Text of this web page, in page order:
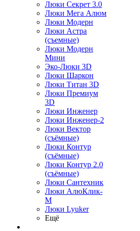
Люки Секрет 3.0
Люки Мега Алюм
Люки Модерн
Люки Астра
(съемные)
Люки Модерн
Мини
Эко-Люки 3D
Люки Шаркон
Люки Титан 3D
Люки Премиум
3D
Люки Инженер
Люки Инженер-2
Люки Вектор
(съёмные)
Люки Контур
(съёмные)
Люки Контур 2.0
(съёмные)
Люки Сантехник
Люки АлюКлик-
М
Люки Lyuker
Ещё